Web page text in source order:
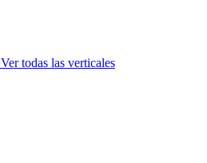
Ver todas las verticales